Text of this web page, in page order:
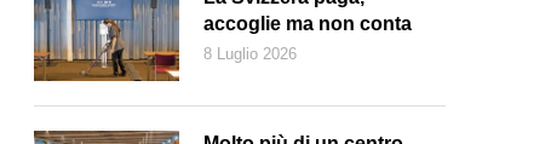
In Occidente si chiama noodle ogni tipo di pasta lunga, ma in realtà è
cereali (Pexels)
accoglie ma non conta
8 Luglio 2026